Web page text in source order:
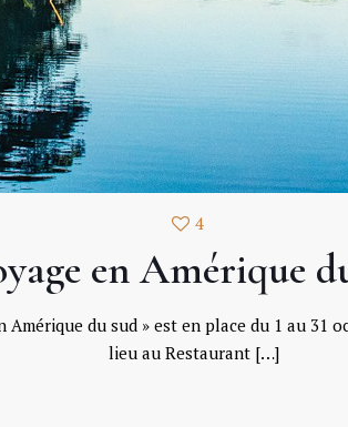
4
en Amérique
du sud » est en place du 1 au 31
lieu au Restaurant […]